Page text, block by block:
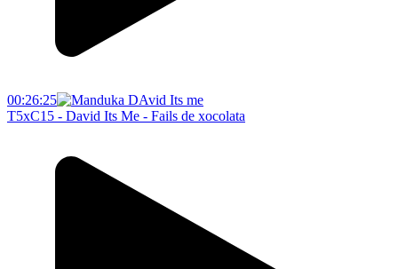
00:26:25
T5xC15 - David Its Me - Fails de xocolata